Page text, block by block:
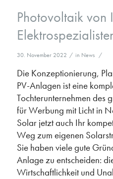
Photovoltaik von
30. November 2022 / in News /
Die Konzeptionierung,
PV-Anlagen ist eine
Tochterunternehmen des
für Werbung mit Licht in
Solar jetzt auch Ihr
Weg zum eigenen
Sie haben viele gute
Anlage zu entscheiden:
Wirtschaftlichkeit und